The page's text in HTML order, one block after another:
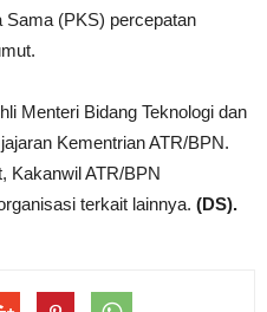
Sama (PKS) percepatan
Menteri Bidang Teknologi dan
Kementrian ATR/BPN.
Kakanwil ATR/BPN
terkait lainnya. (DS).